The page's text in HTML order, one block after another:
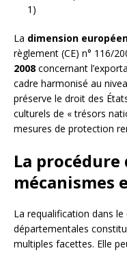
1)
La dimension
règlement (CE) n° 116/
2008 concernant
cadre harmonisé au
préserve le droit des
culturels de « trésors
mesures de protection
La
mécanismes
La requalification dans
départementales
multiples facettes. Elle